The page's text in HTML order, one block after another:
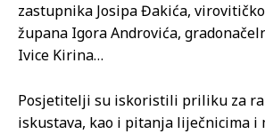
zastupnika Josipa Đakića,
župana Igora Androvića,
Ivice Kirina…
Posjetitelji su iskoristili priliku za
iskustava, kao i pitanja liječnicima i